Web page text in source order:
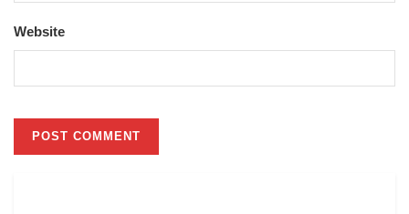
Website